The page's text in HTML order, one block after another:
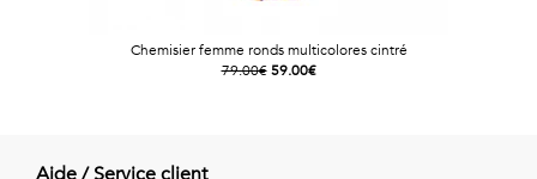
Chemisier femme ronds multicolores cintré
79.00€ 59.00€